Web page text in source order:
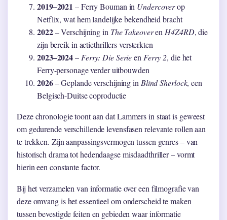
2019–2021 – Ferry Bouman in Undercoverop
Netflix, wat hem landelijke bekendheid bracht
2022– Verschijning in The Takeoveren H4Z4RD, die
zijn bereik in actiethrillers versterkten
2023–2024– Ferry: Die Serieen Ferry 2, die het
Ferry-personage verder uitbouwden
2026– Geplande verschijning in Blind Sherlock, een
Belgisch-Duitse coproductie
Deze chronologie toont aan dat Lammers in staat is geweest
om gedurende verschillende levensfasen relevante rollen aan
te trekken. Zijn aanpassingsvermogen tussen genres – van
historisch drama tot hedendaagse misdaadthriller – vormt
hierin een constante factor.
Bij het verzamelen van informatie over een filmografie van
deze omvang is het essentieel om onderscheid te maken
tussen bevestigde feiten en gebieden waar informatie